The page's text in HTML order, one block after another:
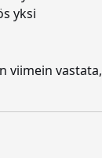
yksi
viimein vastata,